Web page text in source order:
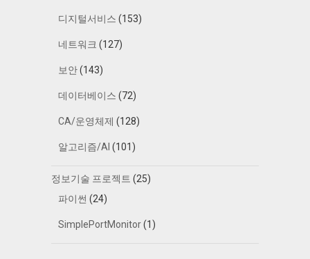
디지털서비스 (153)
네트워크 (127)
보안(143)
데이터베이스 (72)
CA/운영체제 (128)
알고리즘/AI (101)
정보기술 프로젝트 (25)
파이썬 (24)
SimplePortMonitor(1)